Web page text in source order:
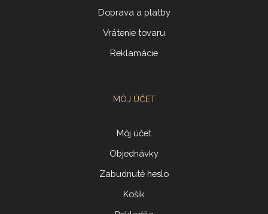
Doprava a platby
Vrátenie tovaru
Reklamácie
MÔJ ÚČET
Môj účet
Objednávky
Zabudnuté heslo
Košík